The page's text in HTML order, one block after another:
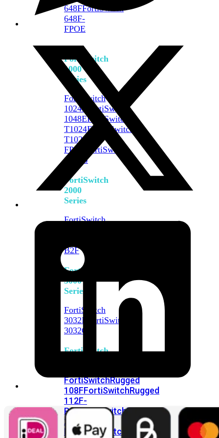
648FFortiSwitch
648F-
FPOE
FortiSwitch
1000
Series
FortiSwitch
1024E
FortiSwitch
1048EFortiSwitch
T1024EFortiSwitch
T1024F-
FPOE
FortiSwitch
1048G
FortiSwitch
2000
Series
FortiSwitch
B2F
FortiSwitch
3000
Series
FortiSwitch
3032E
FortiSwitch
3032G
FortiSwitch
FortiSwitchRugged
108FFortiSwitchRugged
112F-
POEFortiSwitchRugged
216F-
POEFortiSwitchRugged